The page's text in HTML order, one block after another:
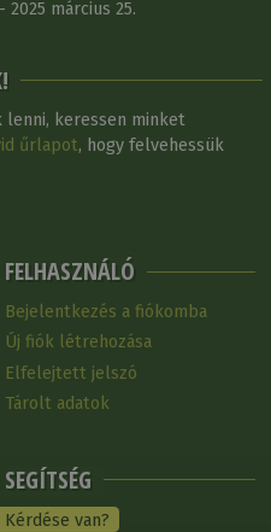
- 2025 március 25.
lenni, keressen minket
űrlapot, hogy felvehessük
FELHASZNÁLÓ
Bejelentkezés a fiókomba
Új fiók létrehozása
Elfelejtett jelszó
Tárolt adatok
SEGÍTSÉG
Kérdése van?